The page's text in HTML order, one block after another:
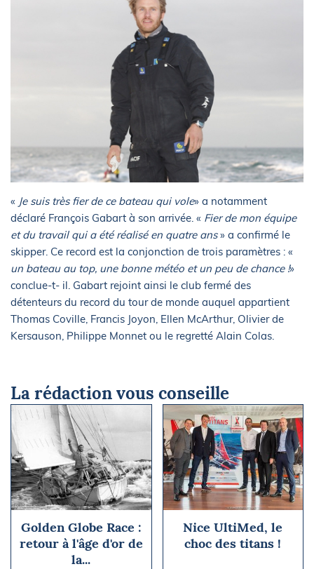
« Je suis très fier de ce bateau qui vole» a notamment
déclaré François Gabart à son arrivée. « Fier de mon équipe
et du travail qui a été réalisé en quatre ans» a confirmé le
skipper. Ce record est la conjonction de trois paramètres : «
un bateau au top, une bonne météo et un peu de chance !»
conclue-t- il. Gabart rejoint ainsi le club fermé des
détenteurs du record du tour de monde auquel appartient
Thomas Coville, Francis Joyon, Ellen McArthur, Olivier de
Kersauson, Philippe Monnet ou le regretté Alain Colas.
La rédaction vous conseille
Golden Globe Race :
retour à l'âge d'or de
la...
Nice UltiMed, le
choc des titans !